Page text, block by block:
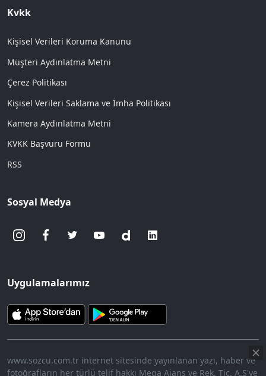
Kvkk
Kişisel Verileri Koruma Kanunu
Müşteri Aydınlatma Metni
Çerez Politikası
Kişisel Verileri Saklama ve İmha Politikası
Kamera Aydınlatma Metni
KVKK Başvuru Formu
RSS
Sosyal Medya
Uygulamalarımız
www.sozcu.com.tr internet sitesinde yayınlanan yazı, haber ve
fotoğrafların her türlü telif hakkı Mega Ajans ve Rek. Tic. A.Ş'ye